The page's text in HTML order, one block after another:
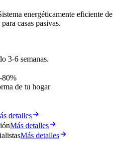
energéticamente eficiente de
casas pasivas.
3-6 semanas.
-80%
de tu hogar
detalles
Más detalles
Más detalles